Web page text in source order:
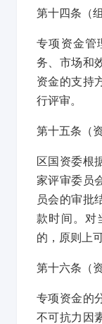
第十四条 （
专项资金管
务、市场和
资金的支持
行评审。
第十五条 （
区国资委根
家评审委员
员会的审批
款时间。对
的，原则上
第十六条 （
专项资金的
不可抗力因